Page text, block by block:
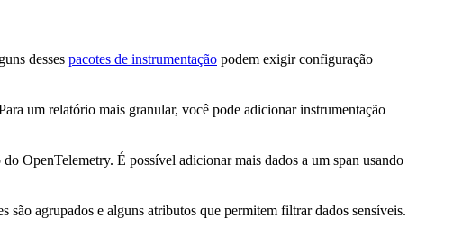
desses pacotes de instrumentação podem exigir configuração
um relatório mais granular, você pode adicionar instrumentação
OpenTelemetry. É possível adicionar mais dados a um span usando
agrupados e alguns atributos que permitem filtrar dados sensíveis.